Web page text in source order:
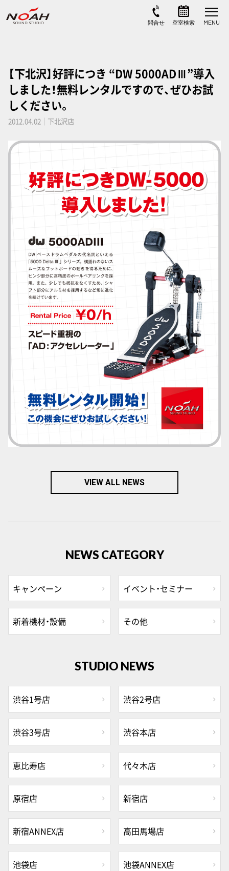
【下北沢】好評につき “DW 5000ADⅢ”導入
しました！無料レンタルですので、ぜひお試
しください。
2012.04.02｜下北沢店
VIEW ALL NEWS
NEWS CATEGORY
キャンペーン イベント・セミナー
新着機材・設備 その他
STUDIO NEWS
渋谷1号店 渋谷2号店
渋谷3号店 渋谷本店
恵比寿店 代々木店
原宿店 新宿店
新宿ANNEX店 高田馬場店
池袋店 池袋ANNEX店